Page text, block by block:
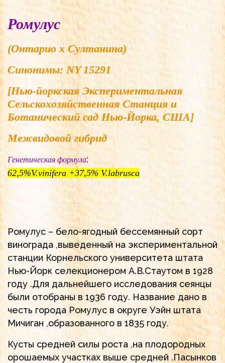
Ромулус
(Онтарио x Султанина)
Синонимы: NY 15291
[Нью-йоркская Экспериментальная
Сельскоxозяйственная Станция и
Ботанический сад Нью-Йорка, США]
Межвидовой гибрид
Генетическая формула:
62,5%V.vinifera +37,5% V.labrusca
Ромулус – бело-ягодный бессемянный сорт
винограда ,выведенный на экспериментальной
станции Корнельского университета штата
Нью-Йорк селекционером А.В.Стаутом в 1928
году .Для дальнейшего исследования сеянцы
были отобраны в 1936 году. Название дано в
честь города Ромулус в округе Уэйн штата
Мичиган ,образованного в 1835 году.
Кусты средней силы роста ,на плодородных
орошаемых участках выше средней .Пасынков